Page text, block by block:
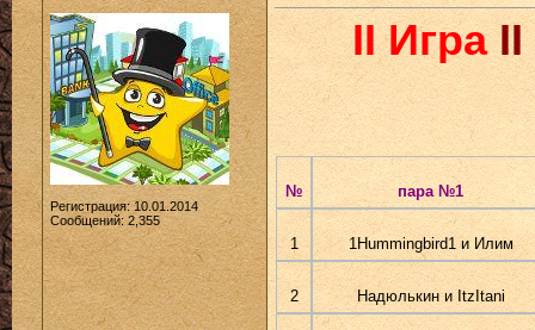
Регистрация: 10.01.2014
Сообщений: 2,355
II ИграII
№ пара №1
1 1Hummingbird1 и Илим
2 Надюлькин и ItzItani